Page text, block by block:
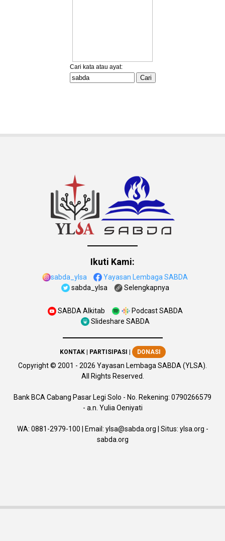
Ikuti Kami:
sabda_ylsa
Yayasan Lembaga SABDA
sabda_ylsa
Selengkapnya
SABDA Alkitab
Podcast SABDA
Slideshare SABDA
KONTAK| PARTISIPASI | DONASI
Copyright© 2001 - 2026 Yayasan Lembaga SABDA (YLSA).
All Rights Reserved.
Bank BCA Cabang Pasar Legi Solo - No. Rekening: 0790266579
- a.n. Yulia Oeniyati
WA: 0881-2979-100 | Email: ylsa@sabda.org | Situs: ylsa.org -
sabda.org